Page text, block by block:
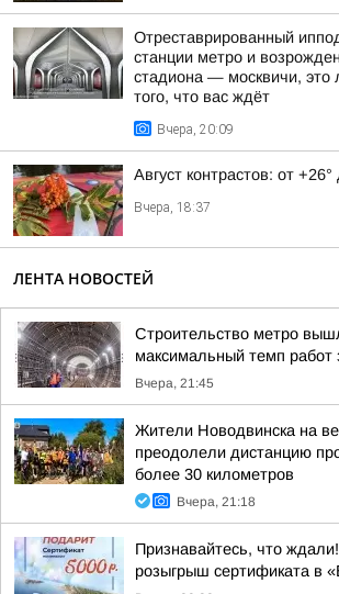
Отреставрированный
станции метро и
стадиона — москвичи, это
того, что вас ждёт
Вчера, 20:09
Август контрастов: от
Вчера, 18:37
ЛЕНТА НОВОСТЕЙ
Строительство метро
максимальный темп работ
Вчера, 21:45
Жители Новодвинска на
преодолели дистанцию
более 30 километров
Вчера, 21:18
Признавайтесь, что
розыгрыш сертификата в